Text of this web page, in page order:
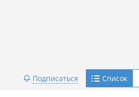
Подписаться Список